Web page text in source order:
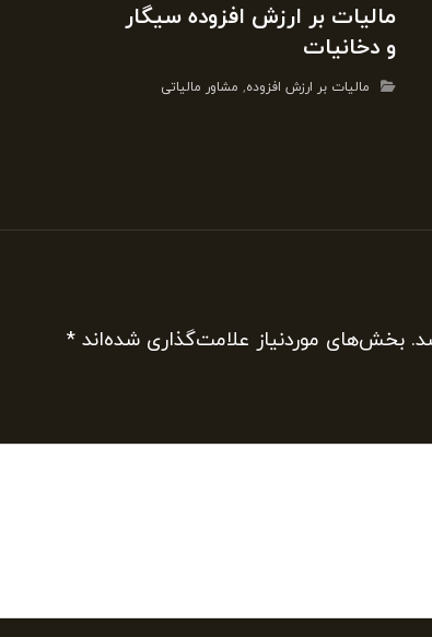
مالیات بر ارزش افزوده سیگار
و دخانیات
مالیات بر ارزش افزوده, مشاور مالیاتی
بخش‌های موردنیاز علامت‌گذاری شده‌اند *